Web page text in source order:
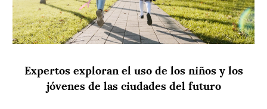
Expertos exploran el uso de los niños y los
jóvenes de las ciudades del futuro